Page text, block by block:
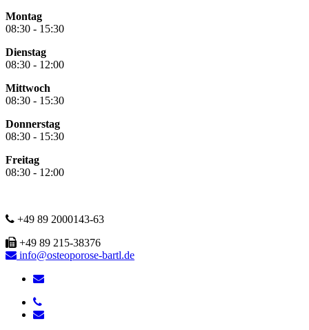
Montag
08:30 - 15:30
Dienstag
08:30 - 12:00
Mittwoch
08:30 - 15:30
Donnerstag
08:30 - 15:30
Freitag
08:30 - 12:00
+49 89 2000143-63
+49 89 215-38376
info@osteoporose-bartl.de